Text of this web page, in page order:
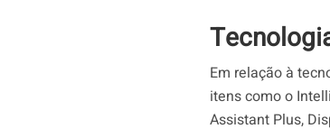
Em relação à
itens como o
Assistant Plus,